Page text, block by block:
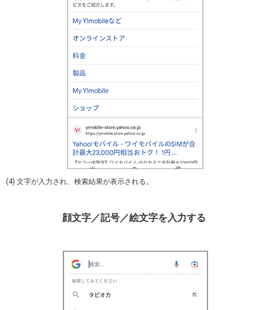
(4) 文字が入力され、検索結果が表示される。
顔文字／記号／絵文字を入力する